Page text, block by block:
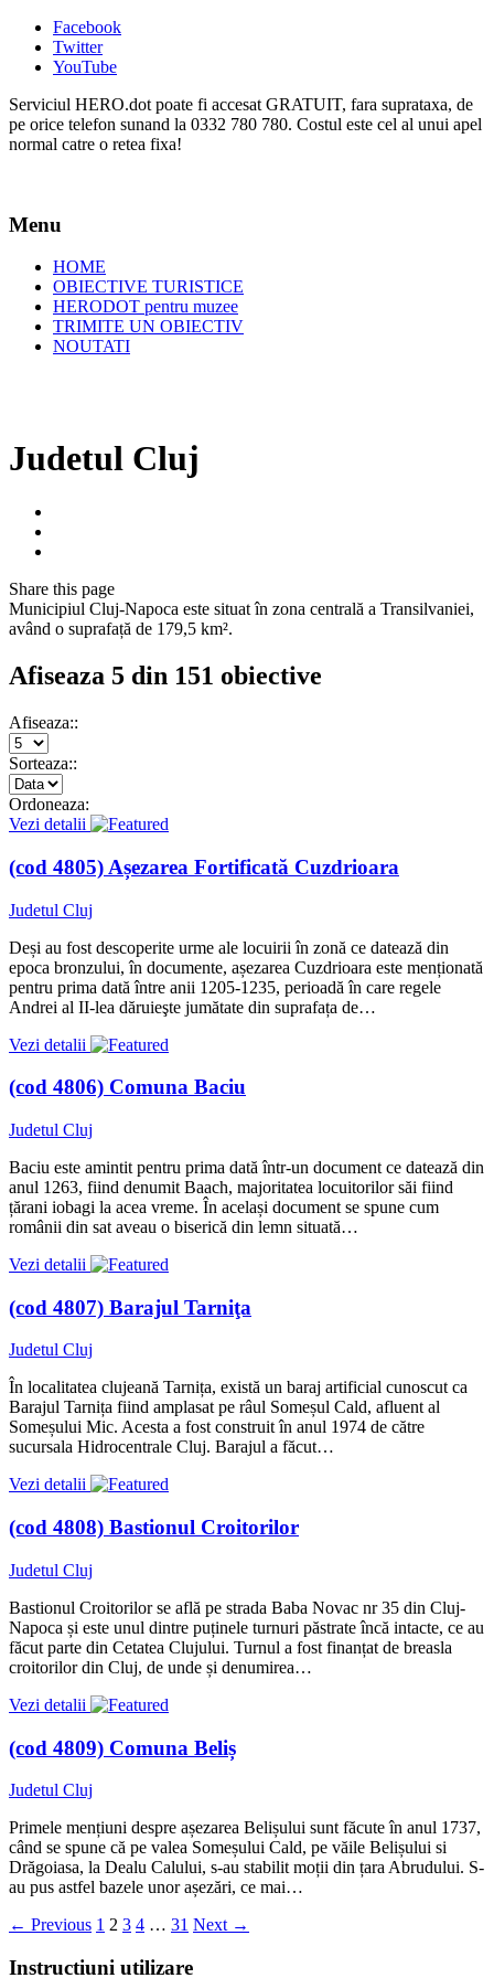
Facebook
Twitter
YouTube
Serviciul HERO.dot poate fi accesat GRATUIT, fara suprataxa, de
pe orice telefon sunand la 0332 780 780. Costul este cel al unui apel
normal catre o retea fixa!
Menu
HOME
OBIECTIVE TURISTICE
HERODOT pentru muzee
TRIMITE UN OBIECTIV
NOUTATI
Judetul Cluj
Share this page
Municipiul Cluj-Napoca este situat în zona centrală a Transilvaniei,
având o suprafață de 179,5 km².
Afiseaza 5 din 151 obiective
Afiseaza::
Sorteaza::
Ordoneaza:
Vezi detalii
(cod 4805) Așezarea Fortificată Cuzdrioara
Judetul Cluj
Deși au fost descoperite urme ale locuirii în zonă ce datează din
epoca bronzului, în documente, așezarea Cuzdrioara este menționată
pentru prima dată între anii 1205-1235, perioadă în care regele
Andrei al II-lea dăruieşte jumătate din suprafața de…
Vezi detalii
(cod 4806) Comuna Baciu
Judetul Cluj
Baciu este amintit pentru prima dată într-un document ce datează din
anul 1263, fiind denumit Baach, majoritatea locuitorilor săi fiind
țărani iobagi la acea vreme. În același document se spune cum
românii din sat aveau o biserică din lemn situată…
Vezi detalii
(cod 4807) Barajul Tarniţa
Judetul Cluj
În localitatea clujeană Tarnița, există un baraj artificial cunoscut ca
Barajul Tarnița fiind amplasat pe râul Someșul Cald, afluent al
Someșului Mic. Acesta a fost construit în anul 1974 de către
sucursala Hidrocentrale Cluj. Barajul a făcut…
Vezi detalii
(cod 4808) Bastionul Croitorilor
Judetul Cluj
Bastionul Croitorilor se află pe strada Baba Novac nr 35 din Cluj-
Napoca și este unul dintre puținele turnuri păstrate încă intacte, ce au
făcut parte din Cetatea Clujului. Turnul a fost finanțat de breasla
croitorilor din Cluj, de unde și denumirea…
Vezi detalii
(cod 4809) Comuna Beliș
Judetul Cluj
Primele mențiuni despre așezarea Belișului sunt făcute în anul 1737,
când se spune că pe valea Someșului Cald, pe văile Belișului si
Drăgoiasa, la Dealu Calului, s-au stabilit moții din țara Abrudului. S-
au pus astfel bazele unor așezări, ce mai…
← Previous 1 2 3 4 … 31 Next →
Instructiuni utilizare